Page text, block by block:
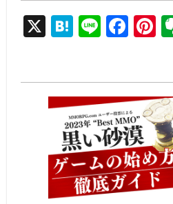
X H
at
n
a
Li
n
F
a
e
b
o
o
k
e
st